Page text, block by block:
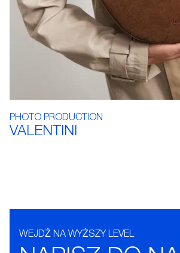
PHOTO PRODUCTION
VALENTINI
WEJDŹ NA WYŻSZY LEVEL